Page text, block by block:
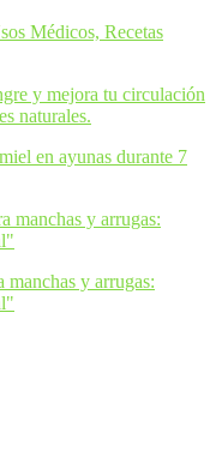
Médicos, Recetas
y mejora tu circulación
naturales.
en ayunas durante 7
manchas y arrugas:
manchas y arrugas: